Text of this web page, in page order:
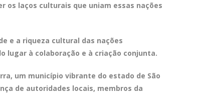
os laços culturais que uniam essas nações
e a riqueza cultural das nações
lugar à colaboração e à criação conjunta.
um município vibrante do estado de São
de autoridades locais, membros da